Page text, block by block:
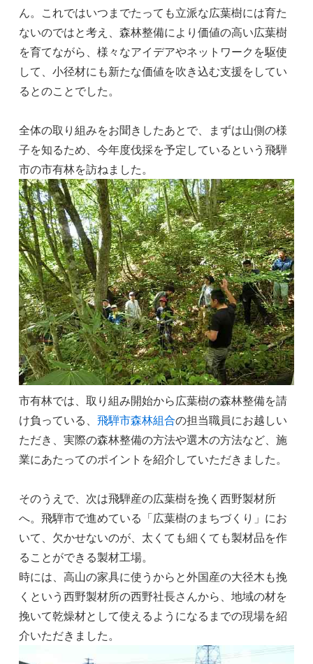
ん。これではいつまでたっても立派な広葉樹には育た
ないのではと考え、森林整備により価値の高い広葉樹
を育てながら、様々なアイデアやネットワークを駆使
して、小径材にも新たな価値を吹き込む支援をしてい
るとのことでした。
全体の取り組みをお聞きしたあとで、まずは山側の様
子を知るため、今年度伐採を予定しているという飛騨
市の市有林を訪ねました。
市有林では、取り組み開始から広葉樹の森林整備を請
け負っている、飛騨市森林組合の担当職員にお越しい
ただき、実際の森林整備の方法や選木の方法など、施
業にあたってのポイントを紹介していただきました。
そのうえで、次は飛騨産の広葉樹を挽く西野製材所
へ。飛騨市で進めている「広葉樹のまちづくり」にお
いて、欠かせないのが、太くても細くても製材品を作
ることができる製材工場。
時には、高山の家具に使うからと外国産の大径木も挽
くという西野製材所の西野社長さんから、地域の材を
挽いて乾燥材として使えるようになるまでの現場を紹
介いただきました。